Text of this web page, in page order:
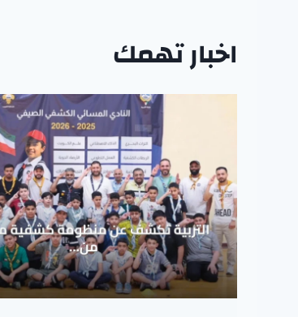
اخبار تهمك